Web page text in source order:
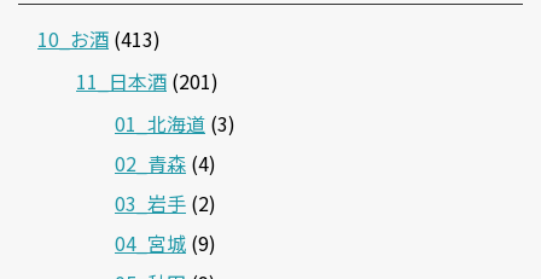
10_お酒 (413)
11_日本酒 (201)
01_北海道 (3)
02_青森 (4)
03_岩手 (2)
04_宮城 (9)